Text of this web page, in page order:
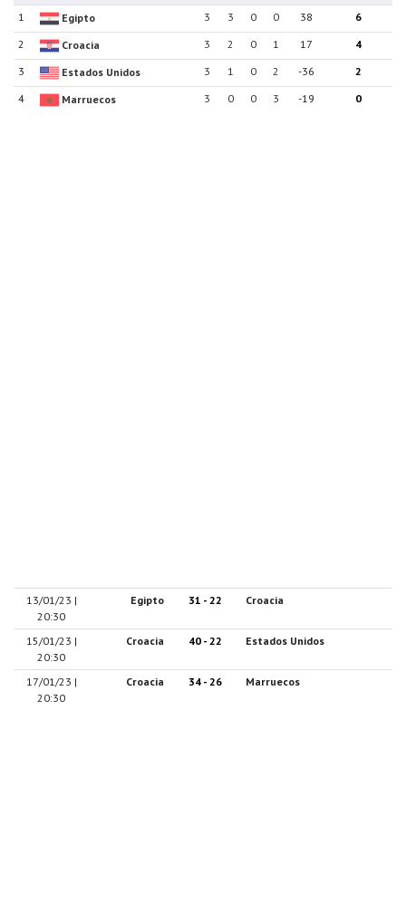
1 Egipto 3 3 0 0 38
6
2
Croacia 3 2 0 1 17
4
3
Estados Unidos 3 1 0 2 -36
2
4
Marruecos 3 0 0 3 -19 0
13/01/23 |
20:30
Egipto 31 - 22 Croacia
15/01/23 |
20:30
Croacia 40 - 22 Estados Unidos
17/01/23 |
20:30
Croacia 34 - 26 Marruecos